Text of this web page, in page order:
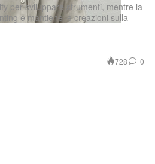
per sviluppare strumenti, mentre la
e mantiene le creazioni sulla
728 0